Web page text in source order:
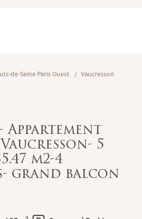
de-Seine Paris Ouest / Vaucresson
Appartement
5
m2-4
grand balcon